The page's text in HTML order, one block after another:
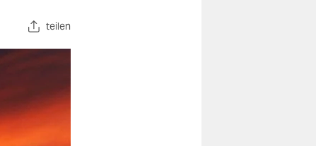
teilen